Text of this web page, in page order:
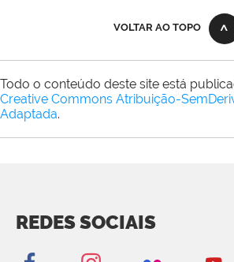
VOLTAR AO TOPO
Todo o conteúdo deste site está
Creative Commons Atribuição-
Adaptada.
REDES SOCIAIS